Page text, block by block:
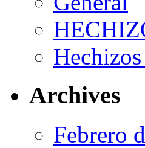
Archives
Febrero